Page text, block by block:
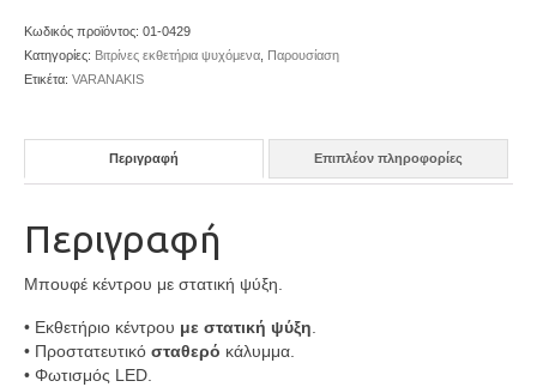
Κωδικός προϊόντος: 01-0429
Κατηγορίες: Βιτρίνες εκθετήρια ψυχόμενα Παρουσίαση
Ετικέτα: VARANAKIS
Περιγραφή Επιπλέον πληροφορίες
Περιγραφή
Μπουφέ κέντρου με στατική ψύξη.
• Εκθετήριο κέντρου με στατική ψύξη
• Προστατευτικό σταθερό κάλυμμα.
• Φωτισμός LED.